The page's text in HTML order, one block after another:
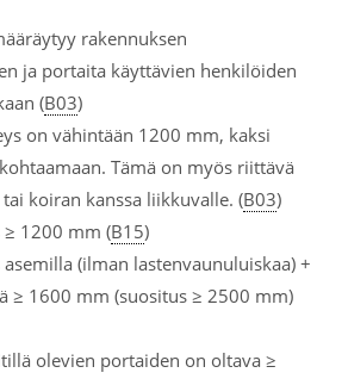
rakennuksen
ja portaita käyttävien henkilöiden
(B03)
on vähintään 1200 mm, kaksi
Tämä on myös riittävä
koiran kanssa liikkuvalle. (B03)
≥ 1200 mm (B15)
(ilman lastenvaunuluiskaa) +
≥ 1600 mm (suositus ≥ 2500 mm)
olevien portaiden on oltava ≥